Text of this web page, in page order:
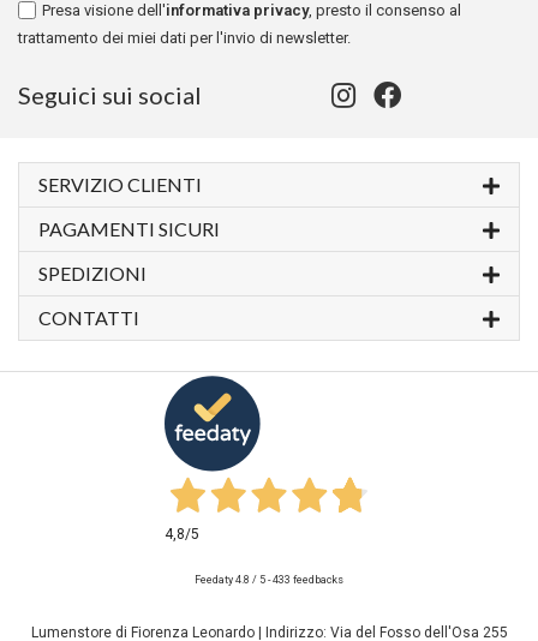
Presa visione dell'informativa privacy, presto il consenso al
trattamento dei miei dati per l'invio di newsletter.
Seguici sui social
SERVIZIO CLIENTI
PAGAMENTI SICURI
SPEDIZIONI
CONTATTI
Lumenstore di Fiorenza Leonardo | Indirizzo: Via del Fosso dell'Osa 255
4,8/5
Feedaty 4.8 / 5 -433 feedbacks